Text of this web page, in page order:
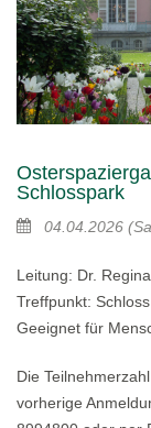
Schlosspark
04.04.2026
Leitung: Dr.
Treffpunkt:
Geeignet für
Die
vorherige